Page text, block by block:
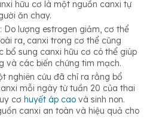
hữu cơ là một nguồn canxi tự
ăn chay.
: Do lượng estrogen giảm, cơ thể
ra, canxi trong cơ thể cũng
bổ sung canxi hữu cơ có thể giúp
và các biến chứng tim mạch.
nghiên cứu đã chỉ ra rằng bổ
mỗi ngày từ tuần 20 của thai
cơ huyết áp cao và sinh non.
canxi an toàn và hiệu quả cho